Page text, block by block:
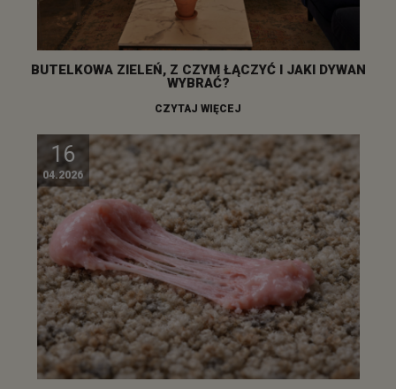
BUTELKOWA ZIELEŃ, Z CZYM ŁĄCZYĆ I JAKI DYWAN
WYBRAĆ?
CZYTAJ WIĘCEJ
16
04.2026